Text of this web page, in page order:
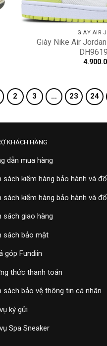
GIÀY AIR
Giày Nike Air
2 3 … 23 24
KHÁCH HÀNG
dẫn mua hàng
sách kiểm hàng bảo hành và
sách kiểm hàng bảo hành và
sách giao hàng
sách bảo mật
góp Fundiin
thức thanh toán
sách bảo vệ thông tin cá nhân
ký gửi
Spa Sneaker